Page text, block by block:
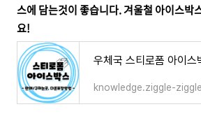
스에 담는것이 좋습니다. 겨울철 아이스박
요!
knowledge.ziggle-